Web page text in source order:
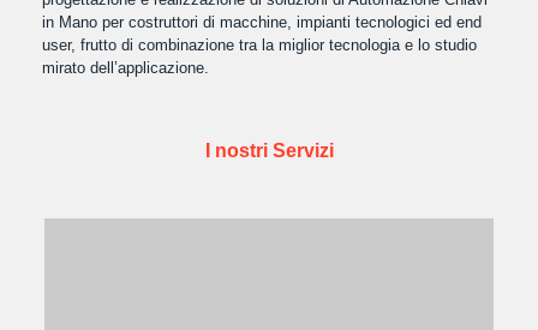
in Mano per costruttori di macchine, impianti tecnologici ed end
user, frutto di combinazione tra la miglior tecnologia e lo studio
mirato dell’applicazione.
I nostri Servizi